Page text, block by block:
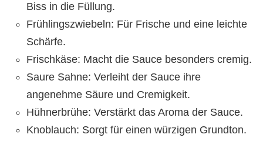
Biss in die Füllung.
Frühlingszwiebeln: Für Frische und eine leichte
Schärfe.
Frischkäse: Macht die Sauce besonders cremig.
Saure Sahne: Verleiht der Sauce ihre
angenehme Säure und Cremigkeit.
Hühnerbrühe: Verstärkt das Aroma der Sauce.
Knoblauch: Sorgt für einen würzigen Grundton.